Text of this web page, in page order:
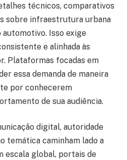
técnicos, comparativos
sobre infraestrutura urbana
automotivo. Isso exige
e alinhada às
Plataformas focadas em
essa demanda de maneira
por conhecerem
de sua audiência.
digital, autoridade
temática caminham lado a
escala global, portais de